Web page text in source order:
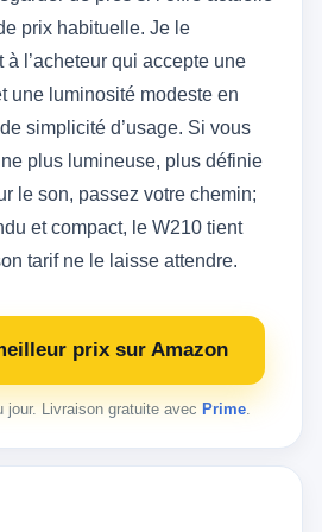
prix habituelle. Je le
à l’acheteur qui accepte une
une luminosité modeste en
simplicité d’usage. Si vous
plus lumineuse, plus définie
le son, passez votre chemin;
et compact, le W210 tient
tarif ne le laisse attendre.
prix sur Amazon
jour. Livraison gratuite avec Prime.